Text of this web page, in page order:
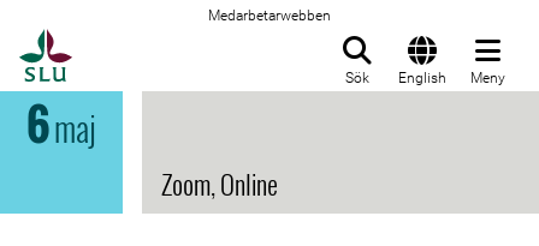
Medarbetarwebben
Sök English Meny
6maj
Zoom, Online